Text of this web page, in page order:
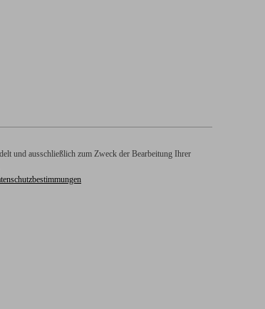
und ausschließlich zum Zweck der Bearbeitung Ihrer